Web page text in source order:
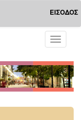
ΕΙΣΟΔΟΣ
Toggle